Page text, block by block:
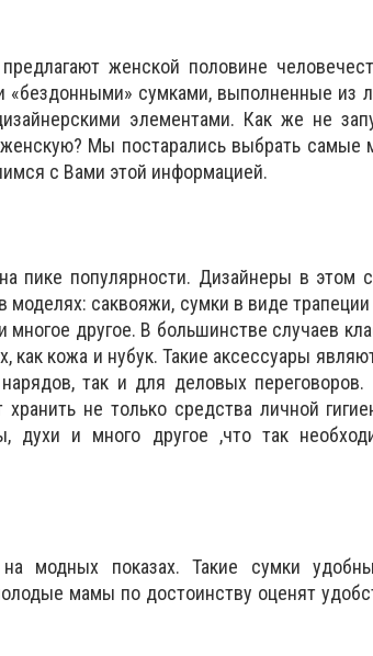
женской половине
«бездонными» сумками, выполненные из
элементами. Как же не
Мы постарались выбрать самые
с Вами этой информацией.
пике популярности. Дизайнеры в этом
моделях: саквояжи, сумки в виде
многое другое. В большинстве случаев
как кожа и нубук. Такие аксессуары
так и для деловых
не только средства личной
духи и много другое ,что так
модных показах. Такие сумки
мамы по достоинству оценят